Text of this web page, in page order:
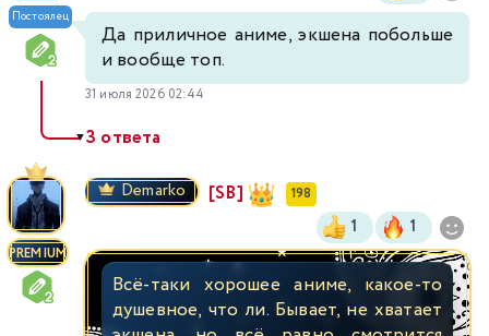
Постоялец
Да приличное аниме, экшена побольше
и вообще топ.
31 июля 2026 02:44
▼3 ответа
PREMIUM
Demarko [SB] 198
1 1
Всё-таки хорошее аниме, какое-то
душевное, что ли. Бывает, не хватает